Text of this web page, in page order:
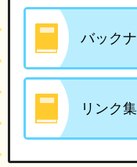
バック
リンク集